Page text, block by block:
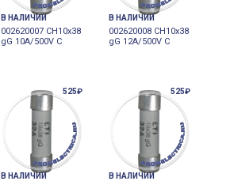
В НАЛИЧИИ
002620007 CH10x38
gG 10A/500V C
В НАЛИЧИИ
002620008 CH10x38
gG 12A/500V C
525₽
В НАЛИЧИИ
525₽
В НАЛИЧИИ